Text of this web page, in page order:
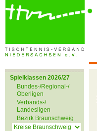
Spielklassen 2026/27
Bundes-/Regional-/
Oberligen
Verbands-/
Landesligen
Bezirk Braunschweig